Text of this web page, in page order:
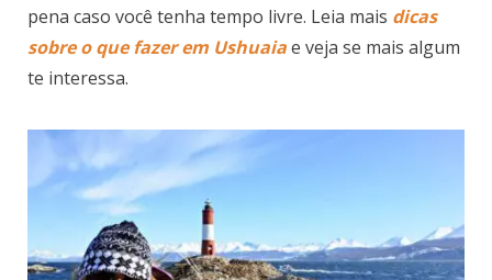
pena caso você tenha tempo livre. Leia mais dicas
sobre o que fazer em Ushuaiae veja se mais algum
te interessa.